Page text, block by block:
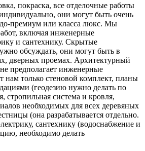
покраска, все отделочные работы
они могут быть очень
премиум или класса люкс. Мы
включая инженерные
и сантехнику. Скрытые
обсуждать, они могут быть в
дверных проемах. Архитектурный
предполагает инженерные
нам только стеновой комплект, планы
(геодезию нужно делать по
стропильная система и кровля,
необходимых для всех деревяных
(она разрабатывается отдельно.
сантехнику (водоснабжение и
необходимо делать